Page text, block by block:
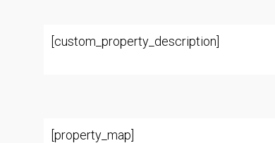
[custom_property_description]
[property_map]